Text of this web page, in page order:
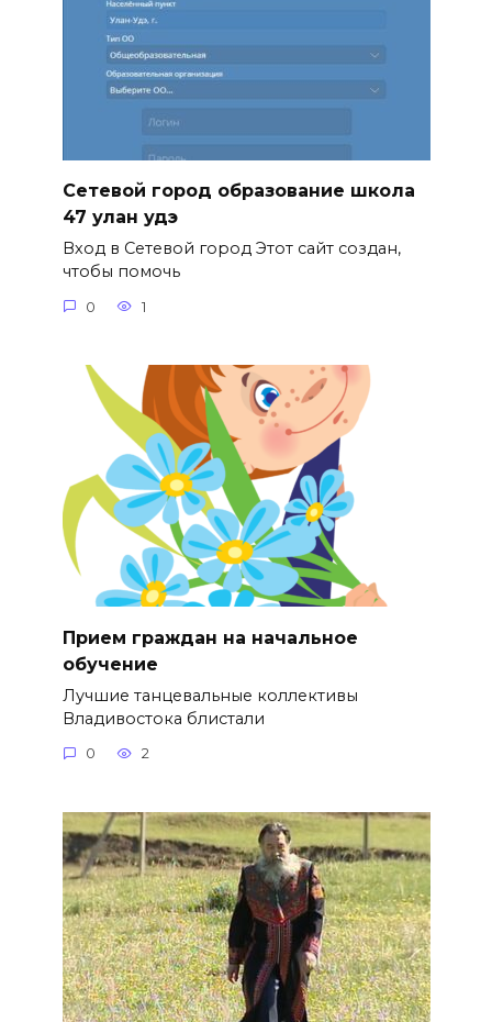
Сетевой город образование школа
47 улан удэ
Вход в Сетевой город Этот сайт создан,
чтобы помочь
0 1
Прием граждан на начальное
обучение
Лучшие танцевальные коллективы
Владивостока блистали
0 2